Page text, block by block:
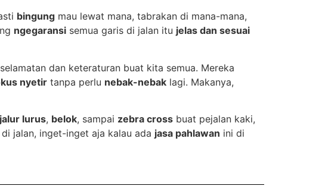
bingung mau lewat mana, tabrakan di mana-mana,
ngegaransi semua garis di jalan itu jelas dan sesuai
dan keteraturan buat kita semua. Mereka
nyetir tanpa perlu nebak-nebak lagi. Makanya,
jalur lurus, belok, sampai zebra cross buat pejalan kaki,
jalan, inget-inget aja kalau ada jasa pahlawan ini di